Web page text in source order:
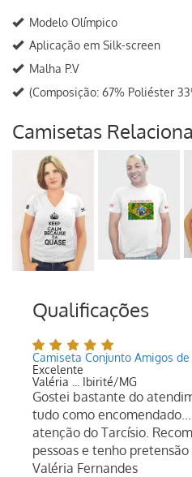
Modelo Olímpico
Aplicação em Silk-screen
Malha P.V
(Composição: 67% Poliéster
Camisetas
Qualificações
Camiseta Conjunto Amigos de
Excelente
Valéria ... Ibirité/MG
Gostei bastante do
tudo como
atenção do Tarcísio.
pessoas e tenho
Valéria Fernandes